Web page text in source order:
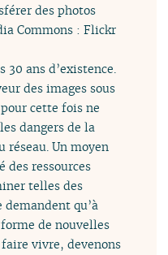
des photos
Commons : Flickr
30 ans d’existence.
des images sous
cette fois ne
dangers de la
réseau. Un moyen
des ressources
telles des
qu’à
de nouvelles
vivre, devenons